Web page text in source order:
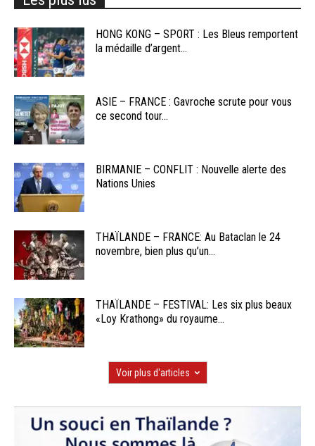
HONG KONG – SPORT : Les Bleus remportent
la médaille d’argent...
ASIE – FRANCE : Gavroche scrute pour vous
ce second tour...
BIRMANIE – CONFLIT : Nouvelle alerte des
Nations Unies
THAÏLANDE – FRANCE: Au Bataclan le 24
novembre, bien plus qu’un...
THAÏLANDE – FESTIVAL: Les six plus beaux
«Loy Krathong» du royaume...
Voir plus d'articles